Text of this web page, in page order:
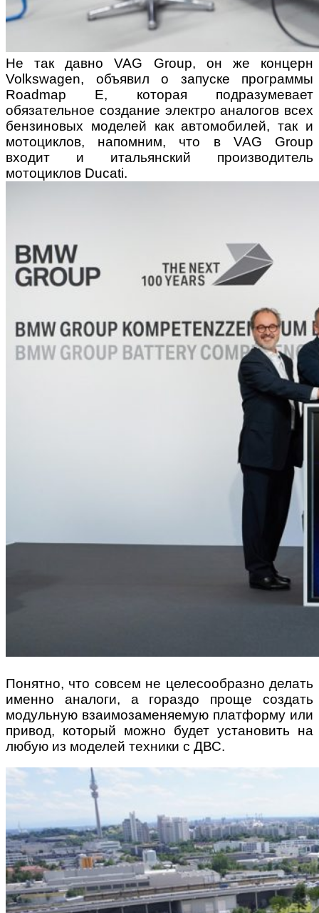
Не так давно VAG Group, он же концерн
Volkswagen, объявил о запуске программы
Roadmap E, которая подразумевает
обязательное создание электро аналогов всех
бензиновых моделей как автомобилей, так и
мотоциклов, напомним, что в VAG Group
входит и итальянский производитель
мотоциклов Ducati.
Понятно, что совсем не целесообразно делать
именно аналоги, а гораздо проще создать
модульную взаимозаменяемую платформу или
привод, который можно будет установить на
любую из моделей техники с ДВС.